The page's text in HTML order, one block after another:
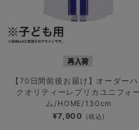
再入荷
【70日間前後お届け】オーダーハ
クオリティーレプリカユニフォー
ム/HOME/130cm
¥7,900 (税込)